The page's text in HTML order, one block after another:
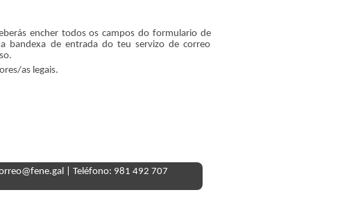
encher todos os campos do formulario de
bandexa de entrada do teu servizo de correo
as legais.
| Teléfono: 981 492 707